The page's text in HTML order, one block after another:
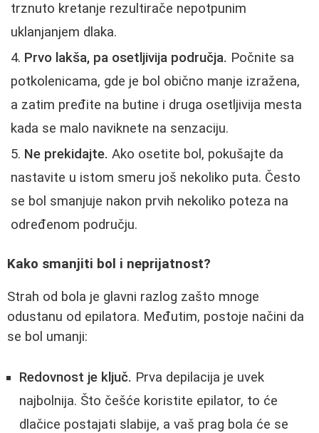
trznuto kretanje rezultirače nepotpunim
uklanjanjem dlaka.
Prvo lakša, pa osetljivija područja. Počnite sa
potkolenicama, gde je bol obično manje izražena,
a zatim pređite na butine i druga osetljivija mesta
kada se malo naviknete na senzaciju.
Ne prekidajte. Ako osetite bol, pokušajte da
nastavite u istom smeru još nekoliko puta. Često
se bol smanjuje nakon prvih nekoliko poteza na
određenom području.
Kako smanjiti bol i neprijatnost?
Strah od bola je glavni razlog zašto mnoge
odustanu od epilatora. Međutim, postoje načini da
se bol umanji:
Redovnost je ključ. Prva depilacija je uvek
najbolnija. Što češće koristite epilator, to će
dlačice postajati slabije, a vaš prag bola će se